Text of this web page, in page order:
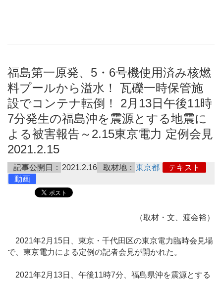
福島第一原発、5・6号機使用済み核燃
料プールから溢水！ 瓦礫一時保管施
設でコンテナ転倒！ 2月13日午後11時
7分発生の福島沖を震源とする地震に
よる被害報告～2.15東京電力 定例会見
2021.2.15
記事公開日： 2021.2.16 取材地： 東京都
テキスト
動画
（取材・文、渡会裕）
2021年2月15日、東京・千代田区の東京電力臨時会見場
で、東京電力による定例の記者会見が開かれた。
2021年2月13日、午後11時7分、福島県沖を震源とする